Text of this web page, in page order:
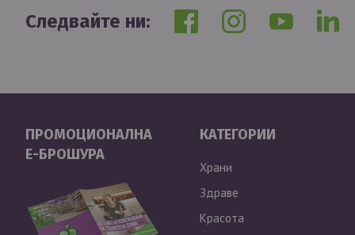
Следвайте ни:
ПРОМОЦИОНАЛНА
Е-БРОШУРА
КАТЕГОРИИ
Храни
Здраве
Красота